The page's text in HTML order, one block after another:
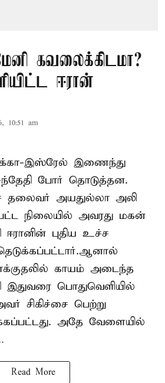
கவலைக்கிடமா?
ஈரான்
10:51 am
இஸ்ரேல் இணைந்து
ந்தேதி போர் தொடுத்தன.
தலைவர் அயதுல்லா அலி
நிலையில் அவரது மகன்
புதிய உச்ச
காயம் அடைந்த
பொதுவெளியில்
சிகிச்சை பெற்று
அதே வேளையில்
Read More